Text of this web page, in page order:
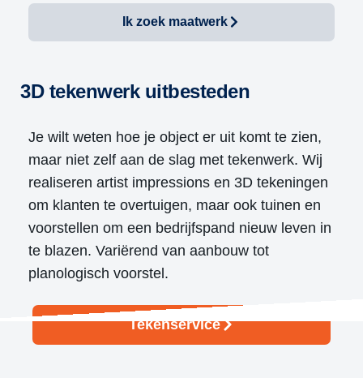
Ik zoek maatwerk
3D tekenwerk uitbesteden
Je wilt weten hoe je object er uit komt te zien,
maar niet zelf aan de slag met tekenwerk. Wij
realiseren artist impressions en 3D tekeningen
om klanten te overtuigen, maar ook tuinen en
voorstellen om een bedrijfspand nieuw leven in
te blazen. Variërend van aanbouw tot
planologisch voorstel.
Tekenservice